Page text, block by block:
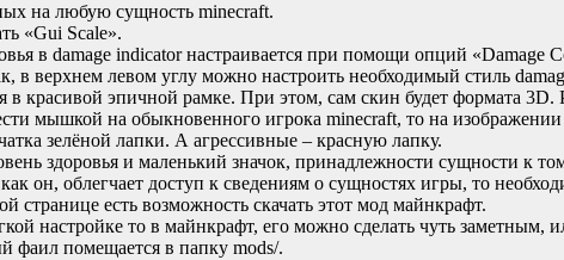
на любую сущность minecraft.
«Gui Scale».
в damage indicator настраивается при помощи опций «Damage
в верхнем левом углу можно настроить необходимый стиль
красивой эпичной рамке. При этом, сам скин будет формата
мышкой на обыкновенного игрока minecraft, то на
зелёной лапки. А агрессивные – красную лапку.
здоровья и маленький значок, принадлежности сущности к
он, облегчает доступ к сведениям о сущностях игры, то
странице есть возможность скачать этот мод майнкрафт.
настройке то в майнкрафт, его можно сделать чуть заметным,
фаил помещается в папку mods/.